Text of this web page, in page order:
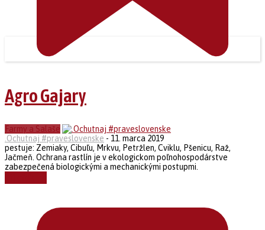
Agro Gajary
Farmy a Salaše
.Ochutnaj #praveslovenske - 11. marca 2019
pestuje: Zemiaky, Cibuľu, Mrkvu, Petržlen, Cviklu, Pšenicu, Raž,
Jačmeň. Ochrana rastlín je v ekologickom poľnohospodárstve
zabezpečená biologickými a mechanickými postupmi.